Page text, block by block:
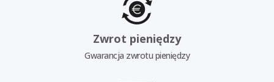
Zwrot pieniędzy
Gwarancja zwrotu pieniędzy